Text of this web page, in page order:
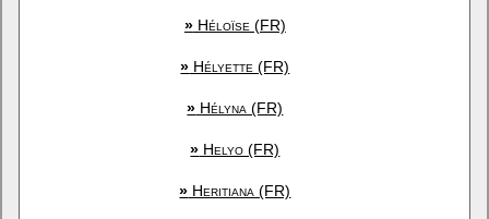
»Héloïse (FR)
» Hélyette (FR)
» Hélyna (FR)
» Helyo (FR)
» Heritiana (FR)